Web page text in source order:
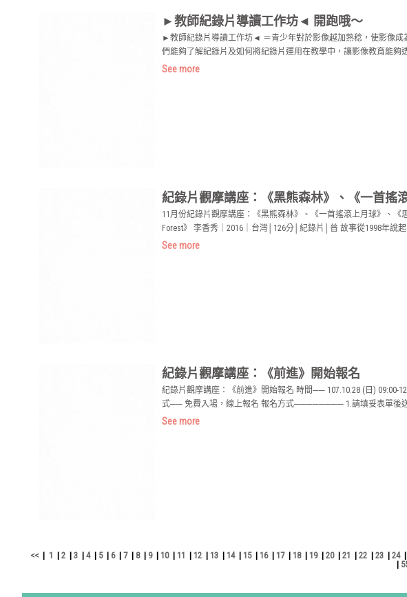
►教師紀錄片導讀工作坊◄ 開跑哦～
►教師紀錄片導讀工作坊◄ ＝青少年對於影像越加熟稔，使影像成
們能夠了解紀錄片及如何將紀錄片運用在教學中，讓影像教育能夠
See more
紀錄片觀摩講座：《黑熊森林》、《一首搖
11月份紀錄片觀摩講座：《黑熊森林》、《一首搖滾上月球》、
Forest》 李香秀｜2016｜台灣│126分│紀錄片│普 故事從1998年
See more
紀錄片觀摩講座：《前進》開始報名
紀錄片觀摩講座：《前進》開始報名 時間── 107.10.28 (日)
式── 免費入場，線上報名 報名方式──────── 1.請填妥表單後送
See more
<< | 1 | 2 | 3 | 4 | 5 | 6 | 7 | 8 | 9 | 10 | 11 | 12 | 13 | 14 | 15 | 16 | 17 | 18 | 19 | 20 | 21 | 22 | 23 | 24 |
|